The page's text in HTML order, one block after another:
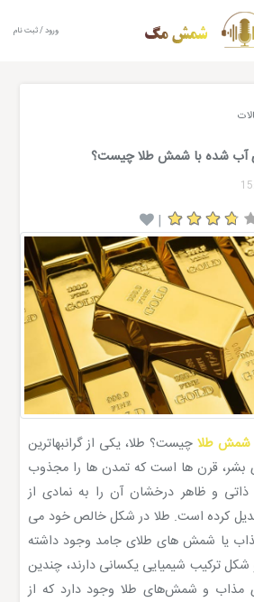
ورود / ثبت نام
آب شده با شمش طلا چیست؟
|
شمش طلاچیست؟ طلا، یکی از گرانبهاترین
بشر، قرن ها است که تمدن ها را مجذوب
و ظاهر درخشان آن را به نمادی از
کرده است. طلا در شکل خالص خود می
یا شمش های طلای جامد وجود داشته
ترکیب شیمیایی یکسانی دارند، چندین
مذاب و شمش‌های طلا وجود دارد که از